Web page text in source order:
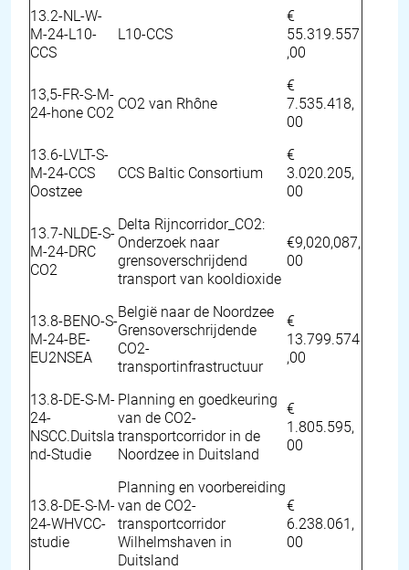
13.2-NL-W-
M-24-L10-
CCS
L10-CCS
€
55.319.557
,00
13,5-FR-S-M-
24-hone CO2
CO2 van Rhône
€
7.535.418,
00
13.6-LVLT-S-
M-24-CCS
Oostzee
CCS Baltic Consortium
€
3.020.205,
00
13.7-NLDE-S-
M-24-DRC
CO2
Delta Rijncorridor_CO2:
Onderzoek naar
grensoverschrijdend
transport van kooldioxide
€9,020,087,
00
13.8-BENO-S-
M-24-BE-
EU2NSEA
België naar de Noordzee
Grensoverschrijdende
CO2-
transportinfrastructuur
€
13.799.574
,00
13.8-DE-S-M-
24-
NSCC.Duitsla
nd-Studie
Planning en goedkeuring
van de CO2-
transportcorridor in de
Noordzee in Duitsland
€
1.805.595,
00
13.8-DE-S-M-
24-WHVCC-
studie
Planning en voorbereiding
van de CO2-
transportcorridor
Wilhelmshaven in
Duitsland
€
6.238.061,
00